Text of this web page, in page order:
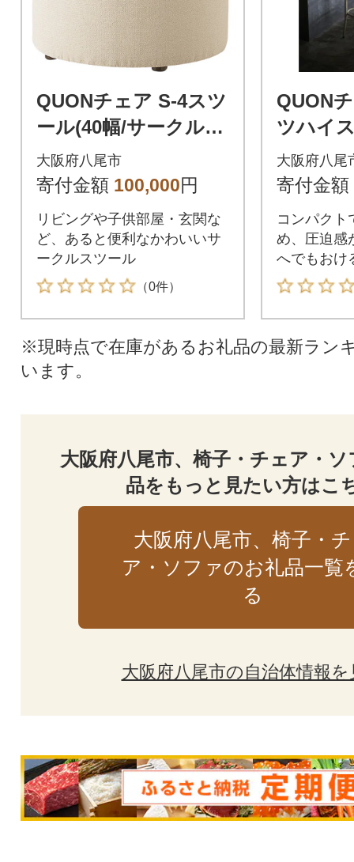
QUONチェア S-4スツ
ール(40幅/サークルス
ツール/オットマン)(H
205)
大阪府八尾市
寄付金額 100,000円
リビングや子供部屋・玄関な
ど、あると便利なかわいいサ
ークルスツール
（0件）
QUON
ツハイ
4幅スツ
ア
大阪府八尾
寄付金額
コンパクト
め、圧迫感
へでもおけ
※現時点で在庫があるお礼品の最新ラン
います。
大阪府八尾市、椅子・チェア・
品をもっと見たい方はこ
大阪府八尾市、椅子・
ア・ソファのお礼品一覧
る
大阪府八尾市の自治体情報を